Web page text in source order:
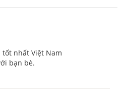
nhất Việt Nam
bạn bè.